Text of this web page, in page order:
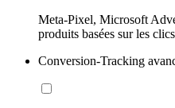
Meta-Pixel, Microsoft
produits basées sur les
Conversion-Tracking